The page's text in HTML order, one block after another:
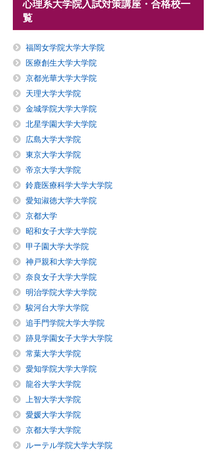
心理系大学院入試対策講座・合格校一
覧
福岡女学院大学大学院
医療創生大学大学院
京都光華大学大学院
天理大学大学院
金城学院大学大学院
北星学園大学大学院
広島大学大学院
東京大学大学院
帝京大学大学院
鈴鹿医療科学大学大学院
愛知淑徳大学大学院
京都大学
昭和女子大学大学院
甲子園大学大学院
神戸親和大学大学院
奈良女子大学大学院
明治学院大学大学院
駿河台大学大学院
追手門学院大学大学院
跡見学園女子大学大学院
常葉大学大学院
愛知学院大学大学院
龍谷大学大学院
上智大学大学院
愛媛大学大学院
京都大学大学院
ルーテル学院大学大学院